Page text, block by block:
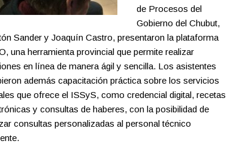
de Procesos del
Gobierno del Chubut,
Sander y Joaquín Castro, presentaron la plataforma
una herramienta provincial que permite realizar
en línea de manera ágil y sencilla. Los asistentes
además capacitación práctica sobre los servicios
que ofrece el ISSyS, como credencial digital, recetas
y consultas de haberes, con la posibilidad de
consultas personalizadas al personal técnico